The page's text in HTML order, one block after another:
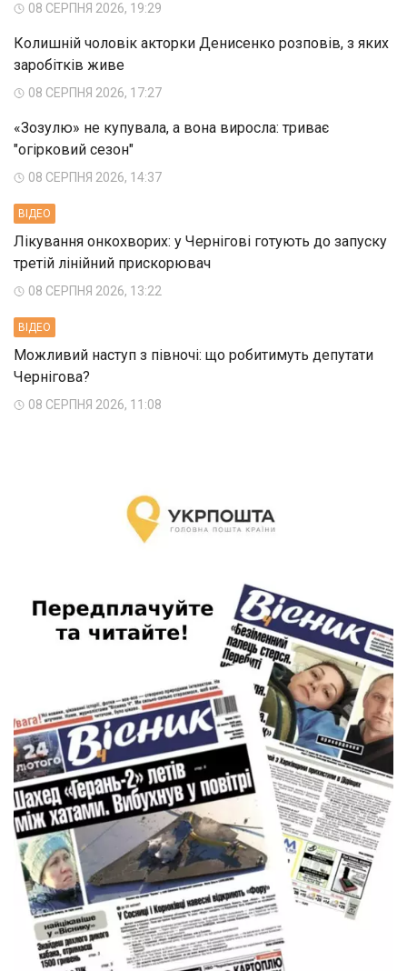
08 СЕРПНЯ 2026, 19:29
Колишній чоловік акторки Денисенко розповів, з яких
заробітків живе
08 СЕРПНЯ 2026, 17:27
«Зозулю» не купувала, а вона виросла: триває
"огірковий сезон"
08 СЕРПНЯ 2026, 14:37
ВIДЕО
Лікування онкохворих: у Чернігові готують до запуску
третій лінійний прискорювач
08 СЕРПНЯ 2026, 13:22
ВIДЕО
Можливий наступ з півночі: що робитимуть депутати
Чернігова?
08 СЕРПНЯ 2026, 11:08